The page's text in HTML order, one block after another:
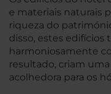
e materiais naturais
riqueza do
disso, estes
harmoniosamente
resultado, criam
acolhedora para os